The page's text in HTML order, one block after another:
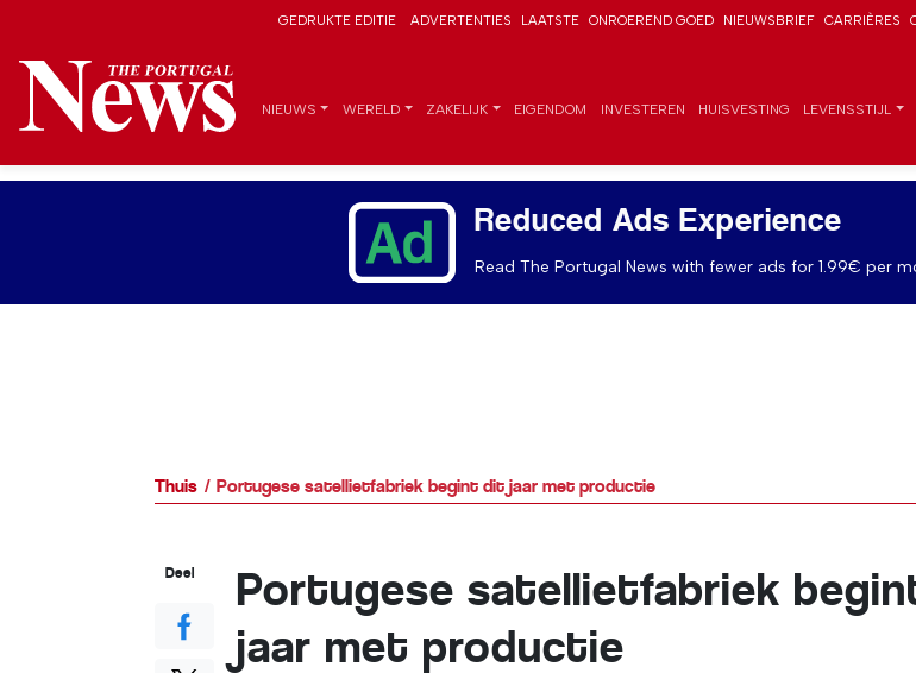
GEDRUKTE EDITIE ADVERTENTIES LAATSTE ONROEREND GOED NIEUWSBRIEF CARRIÈRES
NIEUWS WERELD ZAKELIJK EIGENDOM INVESTEREN HUISVESTING LEVENSSTIJL
Reduced Ads Experience
Read The Portugal News with fewer ads for 1.99€ per
Thuis Portugese satellietfabriek begint dit jaar met productie
Portugese satellietfabriek
jaar met productie
Deel